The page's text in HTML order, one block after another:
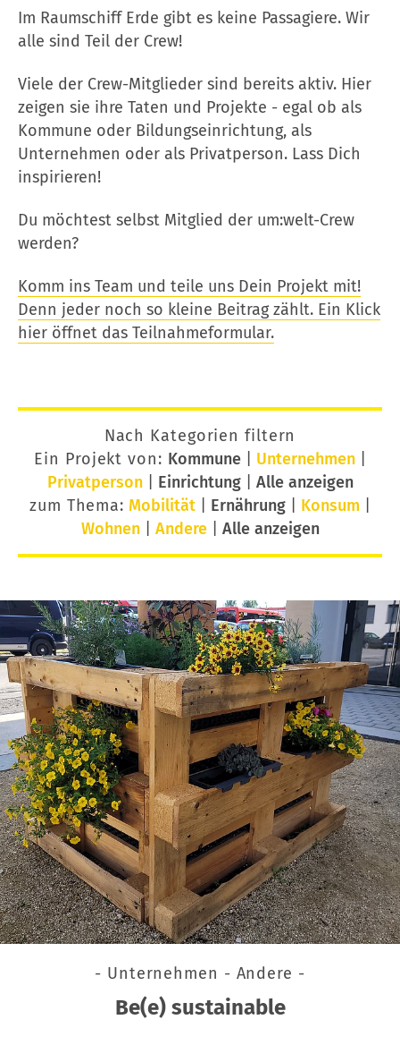
Im Raumschiff Erde gibt es keine Passagiere. Wir
alle sind Teil der Crew!
Viele der Crew-Mitglieder sind bereits aktiv. Hier
zeigen sie ihre Taten und Projekte - egal ob als
Kommune oder Bildungseinrichtung, als
Unternehmen oder als Privatperson. Lass Dich
inspirieren!
Du möchtest selbst Mitglied der um:welt-Crew
werden?
Komm ins Team und teile uns Dein Projekt mit!
Denn jeder noch so kleine Beitrag zählt. Ein Klick
hier öffnet das Teilnahmeformular.
Nach Kategorien filtern
Ein Projekt von: Kommune| Unternehmen|
Privatperson| Einrichtung| Alle anzeigen
zum Thema: Mobilität Ernährung Konsum
Wohnen| Andere| Alle anzeigen
- Unternehmen - Andere -
Be(e) sustainable